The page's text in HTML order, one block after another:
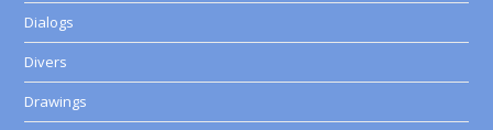
Dialogs
Divers
Drawings